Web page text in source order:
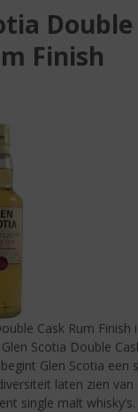
Double
Finish
Cask Rum
Scotia Double
Glen Scotia een
laten zien van
single malt whisky’s.